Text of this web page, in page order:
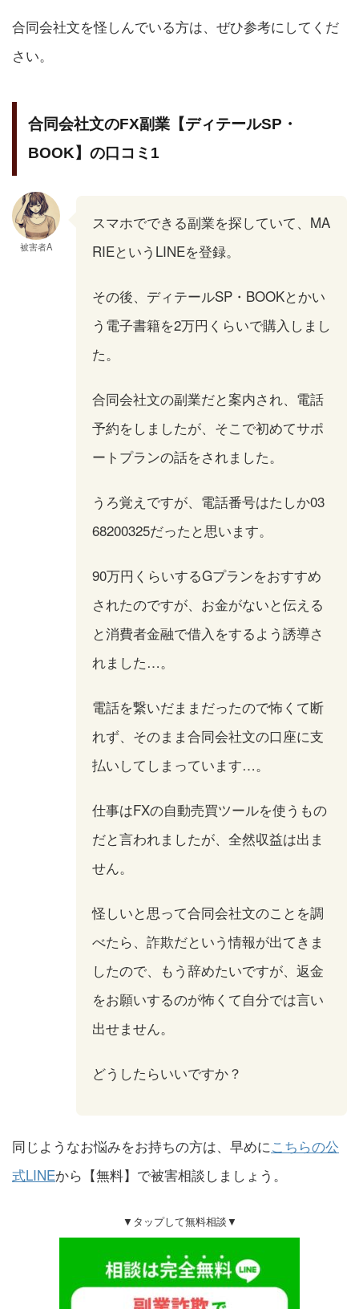
合同会社文を怪しんでいる方は、ぜひ参考にしてくだ
さい。
合同会社文のFX副業【ディテールSP・
BOOK】の口コミ1
被害者A
スマホでできる副業を探していて、MA
RIEというLINEを登録。
その後、ディテールSP・BOOKとかい
う電子書籍を2万円くらいで購入しまし
た。
合同会社文の副業だと案内され、電話
予約をしましたが、そこで初めてサポ
ートプランの話をされました。
うろ覚えですが、電話番号はたしか03
68200325だったと思います。
90万円くらいするGプランをおすすめ
されたのですが、お金がないと伝える
と消費者金融で借入をするよう誘導さ
れました…。
電話を繋いだままだったので怖くて断
れず、そのまま合同会社文の口座に支
払いしてしまっています…。
仕事はFXの自動売買ツールを使うもの
だと言われましたが、全然収益は出ま
せん。
怪しいと思って合同会社文のことを調
べたら、詐欺だという情報が出てきま
したので、もう辞めたいですが、返金
をお願いするのが怖くて自分では言い
出せません。
どうしたらいいですか？
同じようなお悩みをお持ちの方は、早めにこちらの公
式LINEから【無料】で被害相談しましょう。
▼タップして無料相談▼